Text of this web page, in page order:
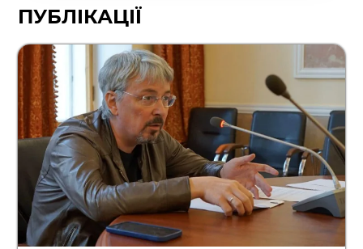
ПУБЛІКАЦІЇ